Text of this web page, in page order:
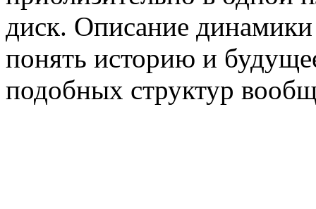
диск. Описание динамики
понять историю и
подобных структур